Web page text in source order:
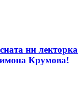
ни лекторка
Крумова!